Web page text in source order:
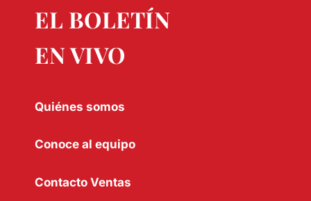
EL BOLETÍN
EN VIVO
Quiénes somos
Conoce al equipo
Contacto Ventas